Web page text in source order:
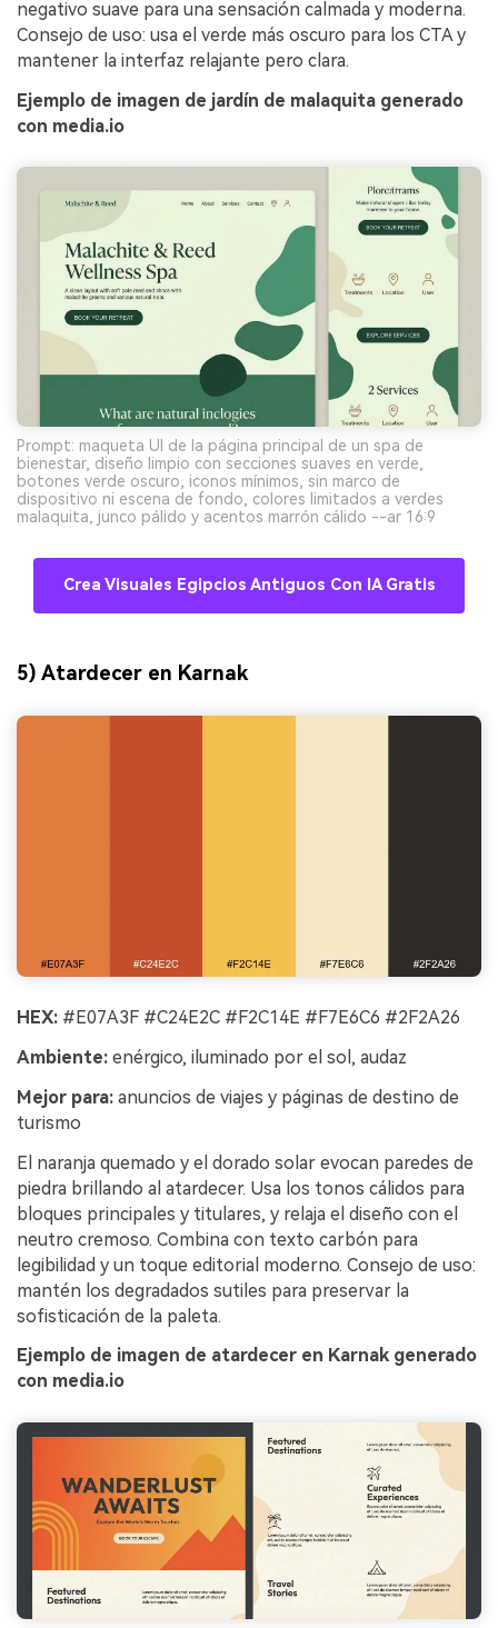
negativo suave para una sensación calmada y moderna.
Consejo de uso: usa el verde más oscuro para los CTA y
mantener la interfaz relajante pero clara.
Ejemplo de imagen de jardín de malaquita generado
con media.io
Prompt: maqueta UI de la página principal de un spa de
bienestar, diseño limpio con secciones suaves en verde,
botones verde oscuro, iconos mínimos, sin marco de
dispositivo ni escena de fondo, colores limitados a verdes
malaquita, junco pálido y acentos marrón cálido --ar 16:9
Crea Visuales Egipcios Antiguos Con IA Gratis
5) Atardecer en Karnak
HEX: #E07A3F #C24E2C #F2C14E #F7E6C6 #2F2A26
Ambiente: enérgico, iluminado por el sol, audaz
Mejor para: anuncios de viajes y páginas de destino de
turismo
El naranja quemado y el dorado solar evocan paredes de
piedra brillando al atardecer. Usa los tonos cálidos para
bloques principales y titulares, y relaja el diseño con el
neutro cremoso. Combina con texto carbón para
legibilidad y un toque editorial moderno. Consejo de uso:
mantén los degradados sutiles para preservar la
sofisticación de la paleta.
Ejemplo de imagen de atardecer en Karnak generado
con media.io